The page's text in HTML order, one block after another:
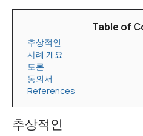
Table of
추상적인
사례 개요
토론
동의서
References
추상적인